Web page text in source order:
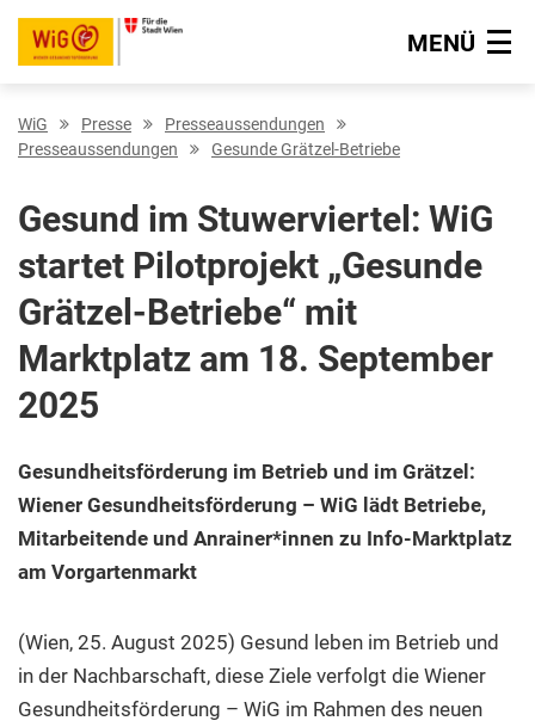
MENÜ
WiG Presse
Presseaussendungen
Presseaussendungen
Gesunde Grätzel-Betriebe
Gesund im Stuwerviertel: WiG
startet Pilotprojekt „Gesunde
Grätzel-Betriebe“ mit
Marktplatz am 18. September
2025
Gesundheitsförderung im Betrieb und im Grätzel:
Wiener Gesundheitsförderung – WiG lädt Betriebe,
Mitarbeitende und Anrainer*innen zu Info-Marktplatz
am Vorgartenmarkt
(Wien, 25. August 2025) Gesund leben im Betrieb und
in der Nachbarschaft, diese Ziele verfolgt die Wiener
Gesundheitsförderung – WiG im Rahmen des neuen